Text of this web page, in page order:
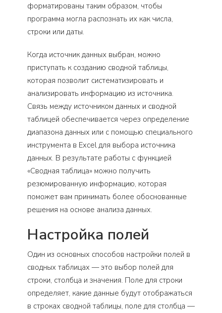
форматированы таким образом, чтобы
программа могла распознать их как числа,
строки или даты.
Когда источник данных выбран, можно
приступать к созданию сводной таблицы,
которая позволит систематизировать и
анализировать информацию из источника.
Связь между источником данных и сводной
таблицей обеспечивается через определение
диапазона данных или с помощью специального
инструмента в Excel для выбора источника
данных. В результате работы с функцией
«Сводная таблица» можно получить
резюмированную информацию, которая
поможет вам принимать более обоснованные
решения на основе анализа данных.
Настройка полей
Один из основных способов настройки полей в
сводных таблицах — это выбор полей для
строки, столбца и значения. Поле для строки
определяет, какие данные будут отображаться
в строках сводной таблицы, поле для столбца —